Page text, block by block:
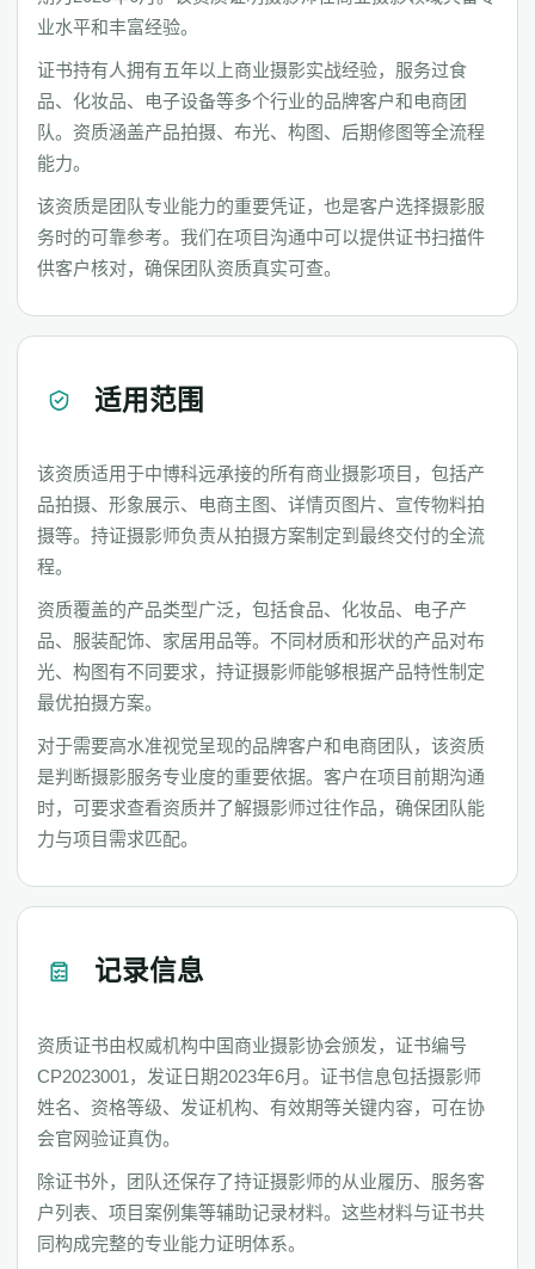
业水平和丰富经验。
证书持有人拥有五年以上商业摄影实战经验，服务过食
品、化妆品、电子设备等多个行业的品牌客户和电商团
队。资质涵盖产品拍摄、布光、构图、后期修图等全流程
能力。
该资质是团队专业能力的重要凭证，也是客户选择摄影服
务时的可靠参考。我们在项目沟通中可以提供证书扫描件
供客户核对，确保团队资质真实可查。
适用范围
该资质适用于中博科远承接的所有商业摄影项目，包括产
品拍摄、形象展示、电商主图、详情页图片、宣传物料拍
摄等。持证摄影师负责从拍摄方案制定到最终交付的全流
程。
资质覆盖的产品类型广泛，包括食品、化妆品、电子产
品、服装配饰、家居用品等。不同材质和形状的产品对布
光、构图有不同要求，持证摄影师能够根据产品特性制定
最优拍摄方案。
对于需要高水准视觉呈现的品牌客户和电商团队，该资质
是判断摄影服务专业度的重要依据。客户在项目前期沟通
时，可要求查看资质并了解摄影师过往作品，确保团队能
力与项目需求匹配。
记录信息
资质证书由权威机构中国商业摄影协会颁发，证书编号
CP2023001，发证日期2023年6月。证书信息包括摄影师
姓名、资格等级、发证机构、有效期等关键内容，可在协
会官网验证真伪。
除证书外，团队还保存了持证摄影师的从业履历、服务客
户列表、项目案例集等辅助记录材料。这些材料与证书共
同构成完整的专业能力证明体系。